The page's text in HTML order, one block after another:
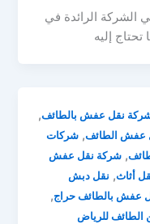
الرائدة في
إليه
نقل عفش بالطائف,
عفش الطائف,شركات
,شركة نقل عفش
أثاث, نقل دبش
عفش بالطائف حراج,
للرياض